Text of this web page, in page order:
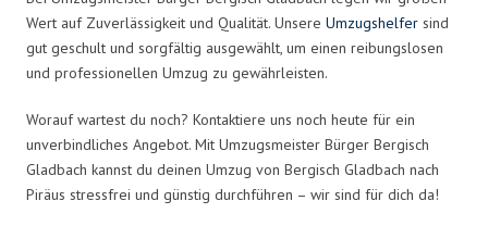
Wert auf Zuverlässigkeit und Qualität. Unsere Umzugshelfer sind
gut geschult und sorgfältig ausgewählt, um einen reibungslosen
und professionellen Umzug zu gewährleisten.
Worauf wartest du noch? Kontaktiere uns noch heute für ein
unverbindliches Angebot. Mit Umzugsmeister Bürger Bergisch
Gladbach kannst du deinen Umzug von Bergisch Gladbach nach
Piräus stressfrei und günstig durchführen – wir sind für dich da!